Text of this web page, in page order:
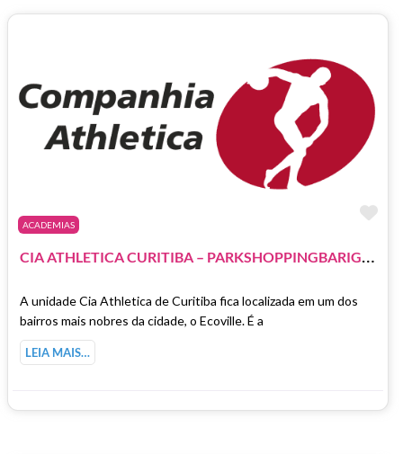
ACADEMIAS
C
IA ATHLETICA CURITIBA – PARKSHOPPINGBARIGÜI
A unidade Cia Athletica de Curitiba fica localizada em um dos
bairros mais nobres da cidade, o Ecoville. É a
LEIA MAIS…